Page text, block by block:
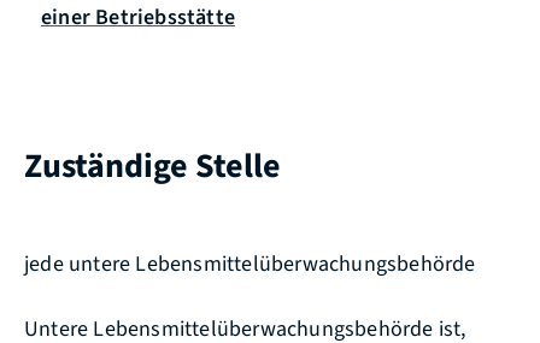
einer Betriebsstätte
Zuständige Stelle
jede untere Lebensmittelüberwachungsbehörde
Untere Lebensmittelüberwachungsbehörde ist,